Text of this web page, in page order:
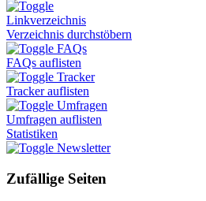
Linkverzeichnis
Verzeichnis durchstöbern
FAQs
FAQs auflisten
Tracker
Tracker auflisten
Umfragen
Umfragen auflisten
Statistiken
Newsletter
Zufällige Seiten